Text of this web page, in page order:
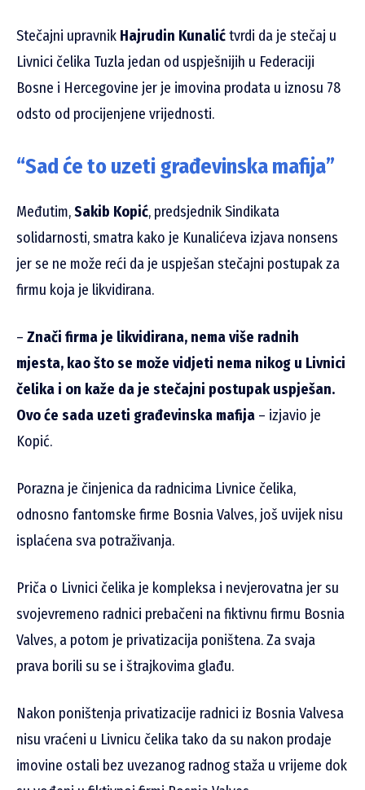
Stečajni upravnik Hajrudin Kunalićtvrdi da je stečaj u
Livnici čelika Tuzla jedan od uspješnijih u Federaciji
Bosne i Hercegovine jer je imovina prodata u iznosu 78
odsto od procijenjene vrijednosti.
“Sad će to uzeti građevinska mafija”
Međutim,Sakib Kopić, predsjednik Sindikata
solidarnosti, smatra kako je Kunalićeva izjava nonsens
jer se ne može reći da je uspješan stečajni postupak za
firmu koja je likvidirana.
– Znači firma je likvidirana, nema više radnih
mjesta, kao što se može vidjeti nema nikog u Livnici
čelika i on kaže da je stečajni postupak uspješan.
Ovo će sada uzeti građevinska mafija – izjavio je
Kopić.
Porazna je činjenica da radnicima Livnice čelika,
odnosno fantomske firme Bosnia Valves, još uvijek nisu
isplaćena sva potraživanja.
Priča o Livnici čelika je kompleksa i nevjerovatna jer su
svojevremeno radnici prebačeni na fiktivnu firmu Bosnia
Valves, a potom je privatizacija poništena. Za svaja
prava borili su se i štrajkovima glađu.
Nakon poništenja privatizacije radnici iz Bosnia Valvesa
nisu vraćeni u Livnicu čelika tako da su nakon prodaje
imovine ostali bez uvezanog radnog staža u vrijeme dok